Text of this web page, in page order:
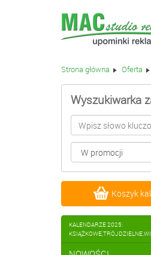
Strona główna Oferta
Wyszukiwarka
Koszyk
KALENDARZE 2025: